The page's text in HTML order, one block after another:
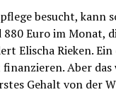
besucht, kann
880 Euro im Monat,
Elischa Rieken. Ein
Aber das
Gehalt von der